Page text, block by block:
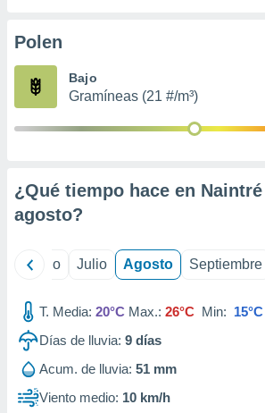
e
mediante
publicidad
publicidad
de
Polen
Bajo
Gramíneas (21 #/m³)
¿Qué tiempo hace en Naintré
agosto?
Junio Julio Agosto Septiembre
T. Media: 20°C Max.: 26°C Min: 15°C
Días de lluvia: 9 días
Acum. de lluvia: 51 mm
Viento medio: 10 km/h